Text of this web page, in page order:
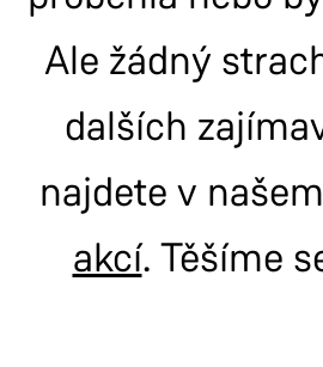
Ale žádný
dalších
najdete v našem
akcí. Těšíme